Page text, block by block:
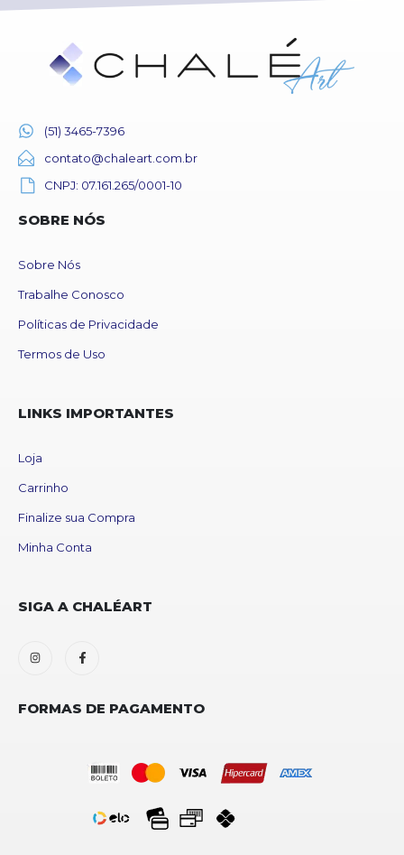
(51) 3465-7396
contato@chaleart.com.br
CNPJ: 07.161.265/0001-10
SOBRE NÓS
Sobre Nós
Trabalhe Conosco
Políticas de Privacidade
Termos de Uso
LINKS IMPORTANTES
Loja
Carrinho
Finalize sua Compra
Minha Conta
SIGA A CHALÉART
FORMAS DE PAGAMENTO